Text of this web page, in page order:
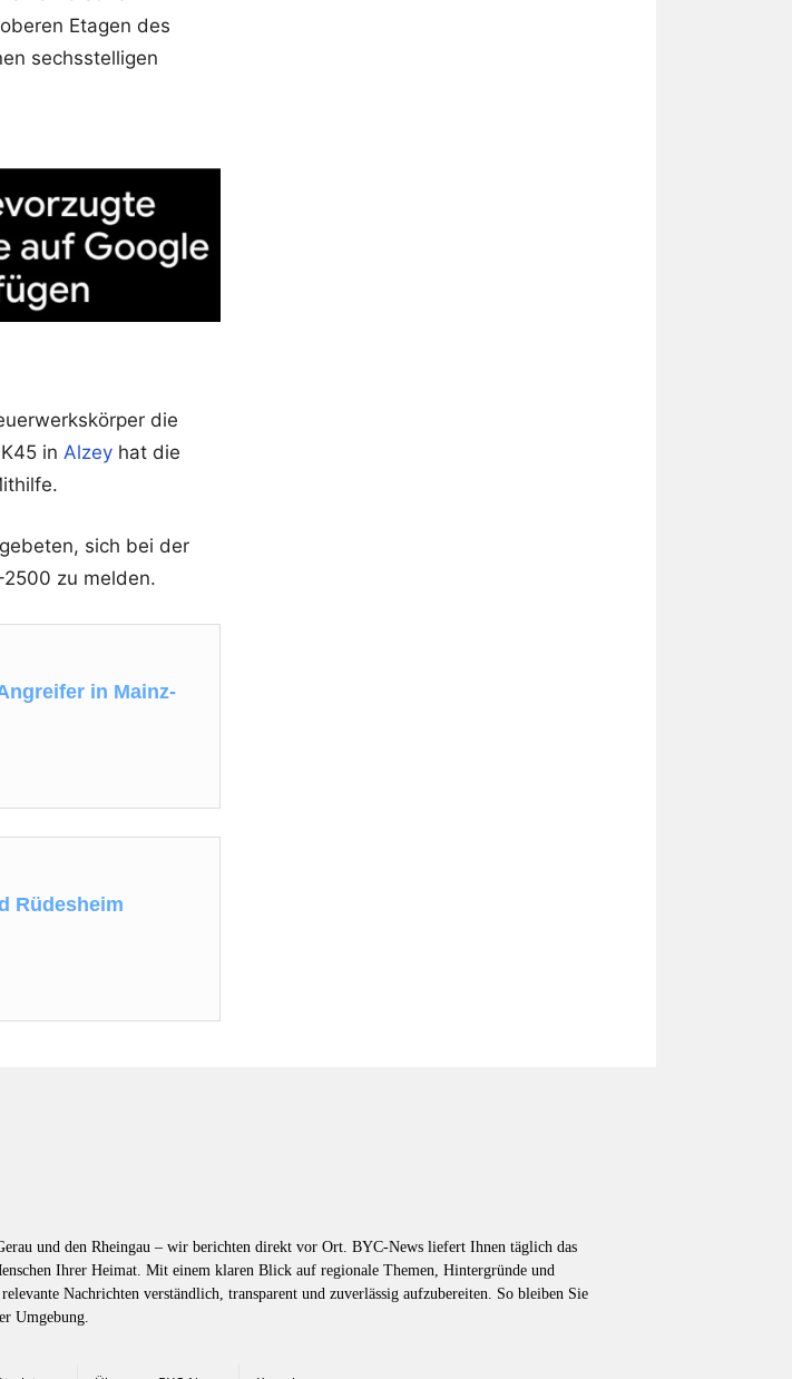
Etagen des
sechsstelligen
die
in Alzey hat die
sich bei der
zu melden.
in Mainz-
Rüdesheim
und den Rheingau – wir berichten direkt vor Ort. BYC-News liefert Ihnen täglich das
Ihrer Heimat. Mit einem klaren Blick auf regionale Themen, Hintergründe und
Nachrichten verständlich, transparent und zuverlässig aufzubereiten. So bleiben Sie
Umgebung.